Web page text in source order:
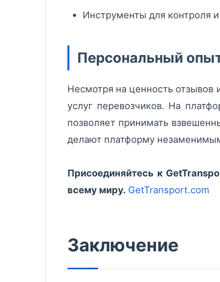
Инструменты для контроля
Персональный
Несмотря на ценность отзывов
услуг перевозчиков. На
позволяет принимать
делают платформу
Присоединяйтесь к
всему миру. GetTransport.com
Заключение